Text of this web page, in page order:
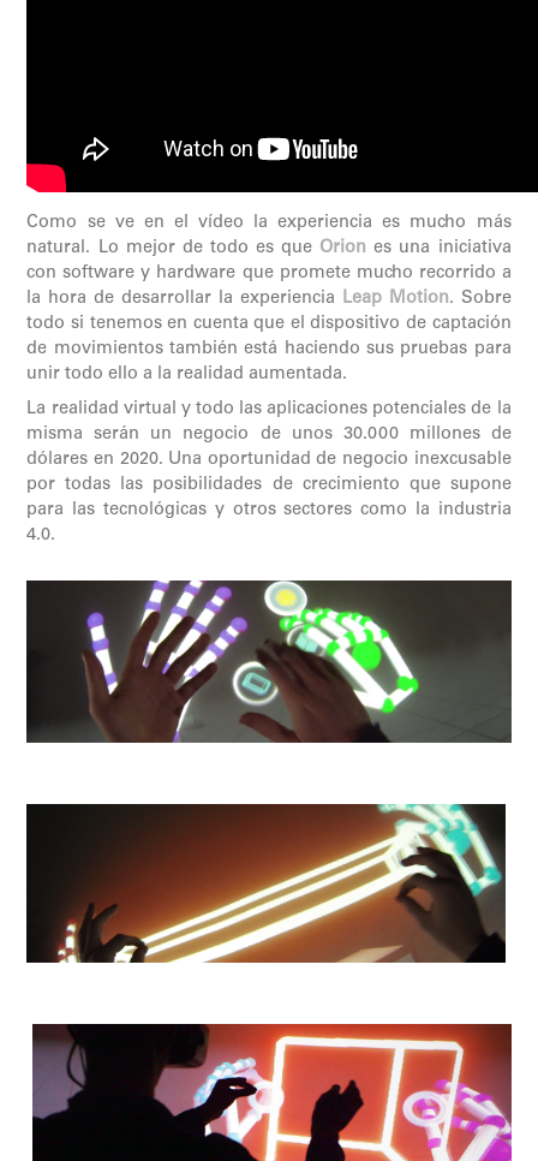
Como se ve en el vídeo la experiencia es mucho más
natural. Lo mejor de todo es que Orion es una iniciativa
con software y hardware que promete mucho recorrido a
la hora de desarrollar la experiencia Leap Motion. Sobre
todo si tenemos en cuenta que el dispositivo de captación
de movimientos también está haciendo sus pruebas para
unir todo ello a la realidad aumentada.
La realidad virtual y todo las aplicaciones potenciales de la
misma serán un negocio de unos 30.000 millones de
dólares en 2020. Una oportunidad de negocio inexcusable
por todas las posibilidades de crecimiento que supone
para las tecnológicas y otros sectores como la industria
4.0.